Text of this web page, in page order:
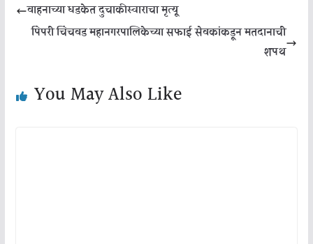
वाहनाच्या धडकेत दुचाकीस्वाराचा मृत्यू
पिंपरी चिंचवड महानगरपालिकेच्या सफाई सेवकांकडून मतदानाची
शपथ
You May Also Like